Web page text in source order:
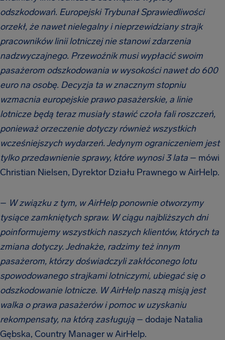
odszkodowań. Europejski Trybunał Sprawiedliwości
orzekł, że nawet nielegalny i nieprzewidziany strajk
pracowników linii lotniczej nie stanowi zdarzenia
nadzwyczajnego. Przewoźnik musi wypłacić swoim
pasażerom odszkodowania w wysokości nawet do 600
euro na osobę. Decyzja ta w znacznym stopniu
wzmacnia europejskie prawo pasażerskie, a linie
lotnicze będą teraz musiały stawić czoła fali roszczeń,
ponieważ orzeczenie dotyczy również wszystkich
wcześniejszych wydarzeń. Jedynym ograniczeniem jest
tylko przedawnienie sprawy, które wynosi 3 lata – mówi
Christian Nielsen, Dyrektor Działu Prawnego w AirHelp.
– W związku z tym, w AirHelp ponownie otworzymy
tysiące zamkniętych spraw. W ciągu najbliższych dni
poinformujemy wszystkich naszych klientów, których ta
zmiana dotyczy. Jednakże, radzimy też innym
pasażerom, którzy doświadczyli zakłóconego lotu
spowodowanego strajkami lotniczymi, ubiegać się o
odszkodowanie lotnicze. W AirHelp naszą misją jest
walka o prawa pasażerów i pomoc w uzyskaniu
rekompensaty, na którą zasługują – dodaje Natalia
Gębska, Country Manager w AirHelp.